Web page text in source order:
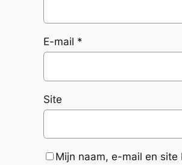
E-mail *
Site
Mijn naam, e-mail en site